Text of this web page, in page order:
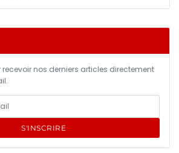
nos derniers articles directement
S'INSCRIRE